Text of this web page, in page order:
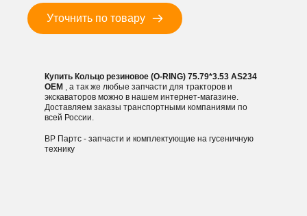
Уточнить по товару
Купить Кольцо резиновое (O-RING) 75.79*3.53 AS234
OEM , а так же любые запчасти для тракторов и
экскаваторов можно в нашем интернет-магазине.
Доставляем заказы транспортными компаниями по
всей России.
ВР Партс - запчасти и комплектующие на гусеничную
технику